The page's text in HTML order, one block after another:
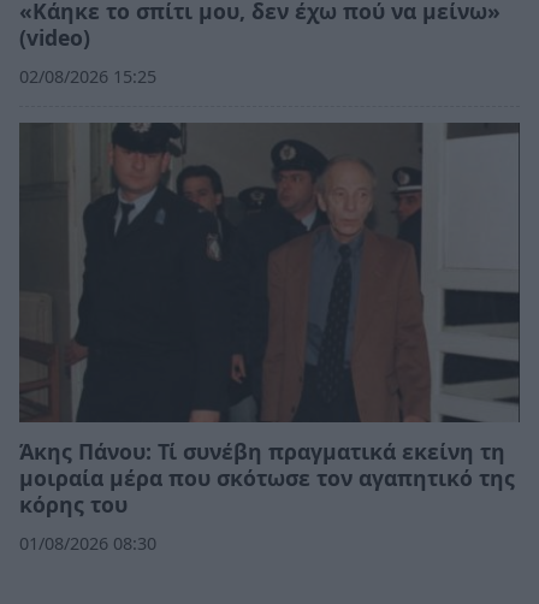
«Κάηκε το σπίτι μου, δεν έχω πού να μείνω»
(video)
02/08/2026 15:25
Άκης Πάνου: Τί συνέβη πραγματικά εκείνη τη
μοιραία μέρα που σκότωσε τον αγαπητικό της
κόρης του
01/08/2026 08:30